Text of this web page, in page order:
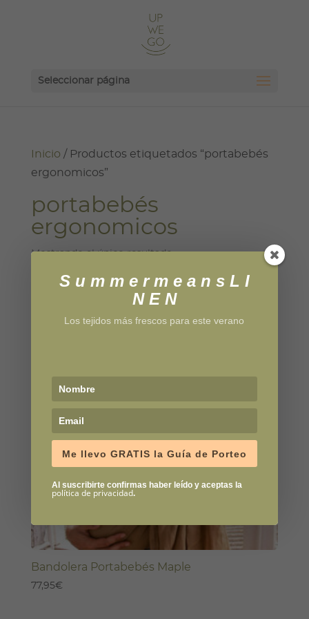
Seleccionar página
Inicio / Productos etiquetados “portabebés
ergonomicos”
portabebés
ergonomicos
Mostrando el único resultado
Bandolera Portabebés Maple
77,95€
S u m m e r m e a n s L I
N E N
Los tejidos más frescos para este verano
Me llevo GRATIS la Guía de Porteo
Al suscribirte confirmas haber leído y aceptas la
política de privacidad.